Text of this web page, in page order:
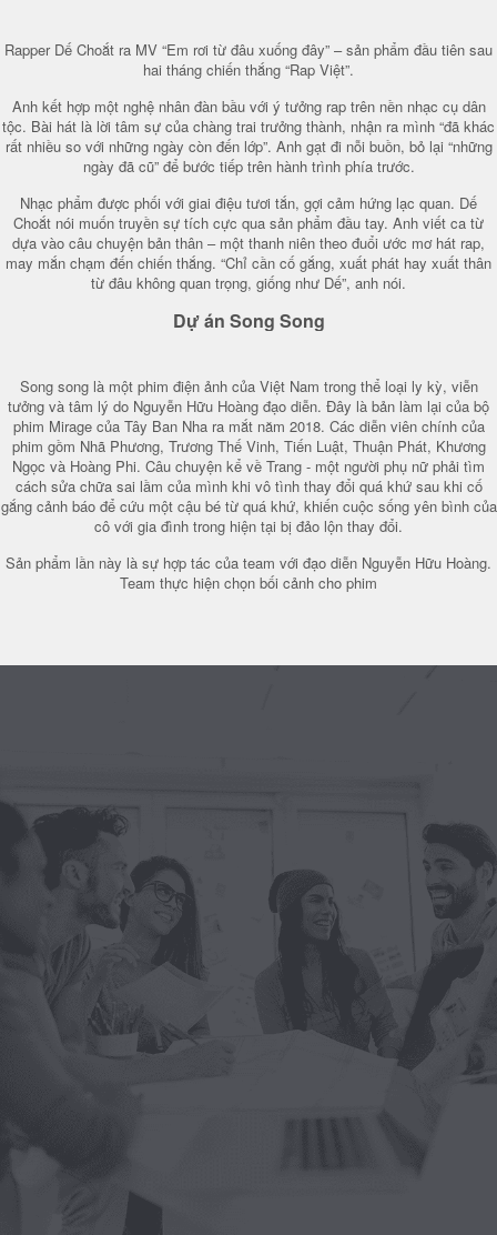
Rapper Dế Choắt ra MV “Em rơi từ đâu xuống đây” – sản phẩm đầu tiên sau
hai tháng chiến thắng “Rap Việt”.
Anh kết hợp một nghệ nhân đàn bầu với ý tưởng rap trên nền nhạc cụ dân
tộc. Bài hát là lời tâm sự của chàng trai trưởng thành, nhận ra mình “đã khác
rất nhiều so với những ngày còn đến lớp”. Anh gạt đi nỗi buồn, bỏ lại “những
ngày đã cũ” để bước tiếp trên hành trình phía trước.
Nhạc phẩm được phối với giai điệu tươi tắn, gợi cảm hứng lạc quan. Dế
Choắt nói muốn truyền sự tích cực qua sản phẩm đầu tay. Anh viết ca từ
dựa vào câu chuyện bản thân – một thanh niên theo đuổi ước mơ hát rap,
may mắn chạm đến chiến thắng. “Chỉ cần cố gắng, xuất phát hay xuất thân
từ đâu không quan trọng, giống như Dế”, anh nói.
Dự án Song Song
Song song là một phim điện ảnh của Việt Nam trong thể loại ly kỳ, viễn
tưởng và tâm lý do Nguyễn Hữu Hoàng đạo diễn. Đây là bản làm lại của bộ
phim Mirage của Tây Ban Nha ra mắt năm 2018. Các diễn viên chính của
phim gồm Nhã Phương, Trương Thế Vinh, Tiến Luật, Thuận Phát, Khương
Ngọc và Hoàng Phi. Câu chuyện kể về Trang - một người phụ nữ phải tìm
cách sửa chữa sai lầm của mình khi vô tình thay đổi quá khứ sau khi cố
gắng cảnh báo để cứu một cậu bé từ quá khứ, khiến cuộc sống yên bình của
cô với gia đình trong hiện tại bị đảo lộn thay đổi.
Sản phẩm lần này là sự hợp tác của team với đạo diễn Nguyễn Hữu Hoàng.
Team thực hiện chọn bối cảnh cho phim